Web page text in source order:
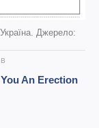
Джерело: